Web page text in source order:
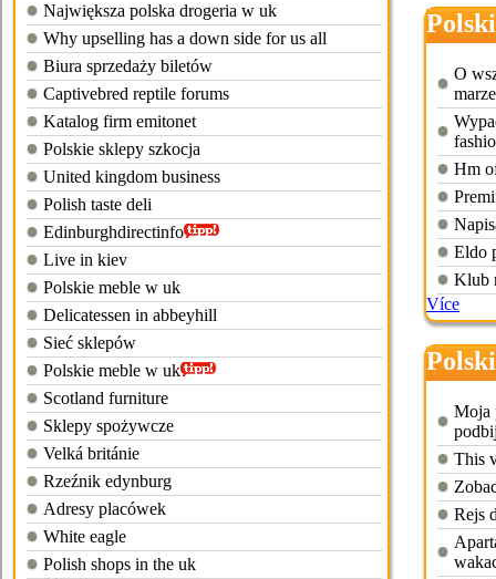
Największa polska drogeria w uk
Why upselling has a down side for us all
Biura sprzedaży biletów
Captivebred reptile forums
Katalog firm emitonet
Polskie sklepy szkocja
United kingdom business
Polish taste deli
Edinburghdirectinfo
Live in kiev
Polskie meble w uk
Delicatessen in abbeyhill
Sieć sklepów
Polskie meble w uk
Scotland furniture
Sklepy spożywcze
Velká británie
Rzeźnik edynburg
Adresy placówek
White eagle
Polish shops in the uk
O
Hm
Eldo
Klub
Více
Moja
This
Rejs